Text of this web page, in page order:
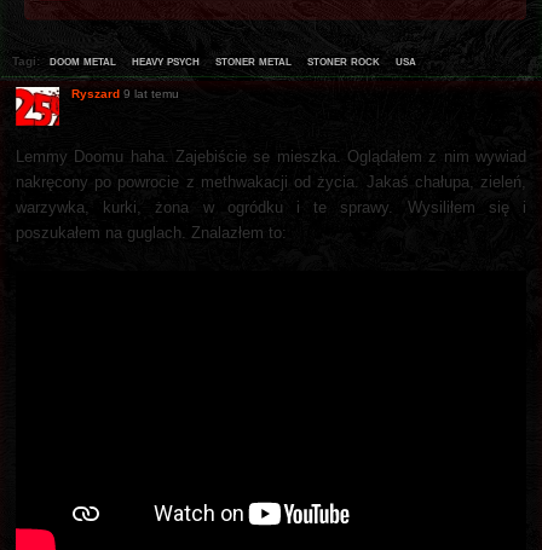
Tagi: doom metal heavy psych stoner metal stoner rock usa
Ryszard 9 lat temu
Lemmy Doomu haha. Zajebiście se mieszka. Oglądałem z nim wywiad
nakręcony po powrocie z methwakacji od życia. Jakaś chałupa, zieleń,
warzywka, kurki, żona w ogródku i te sprawy. Wysiliłem się i
poszukałem na guglach. Znalazłem to: